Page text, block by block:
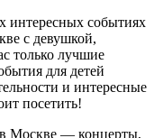
интересных событиях
с девушкой,
только лучшие
для детей
и интересные
посетить!
Москве — концерты,